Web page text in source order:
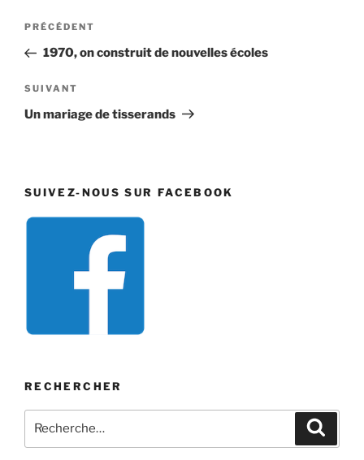
Navigation
l’article
Article
précédent
PRÉCÉDENT
1970, on construit de nouvelles écoles
Article
suivant
SUIVANT
Un mariage de tisserands
SUIVEZ-NOUS SUR FACEBOOK
RECHERCHER
pour